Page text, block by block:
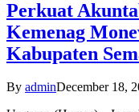
Perkuat
Kemenag
Kabupaten
By adminDecember 18,